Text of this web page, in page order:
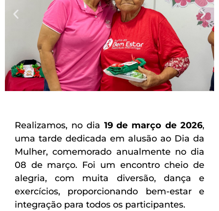
Realizamos, no dia 19 de março de 2026,
uma tarde dedicada em alusão ao Dia da
Mulher, comemorado anualmente no dia
08 de março. Foi um encontro cheio de
alegria, com muita diversão, dança e
exercícios, proporcionando bem-estar e
integração para todos os participantes.